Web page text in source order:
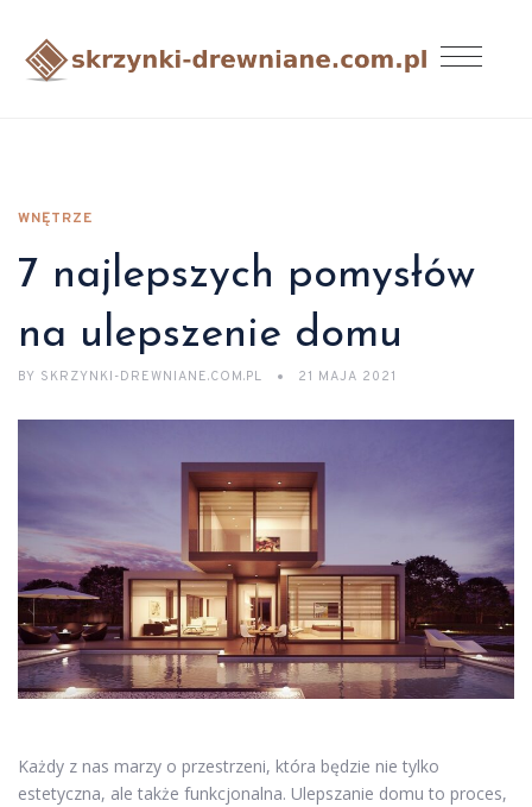
WNĘTRZE
7 najlepszych pomysłów
na ulepszenie domu
BY SKRZYNKI-DREWNIANE.COM.PL 21 MAJA 2021
Każdy z nas marzy o przestrzeni, która będzie nie tylko
estetyczna, ale także funkcjonalna. Ulepszanie domu to proces,